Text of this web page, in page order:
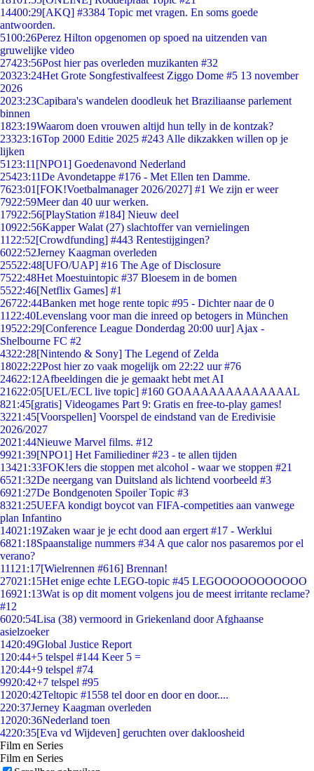
14400:29[AKQ] #3384 Topic met vragen. En soms goede
antwoorden.
5100:26Perez Hilton opgenomen op spoed na uitzenden van
gruwelijke video
27423:56Post hier pas overleden muzikanten #32
20323:24Het Grote Songfestivalfeest Ziggo Dome #5 13 november
2026
2023:23Capibara's wandelen doodleuk het Braziliaanse parlement
binnen
1823:19Waarom doen vrouwen altijd hun telly in de kontzak?
23323:16Top 2000 Editie 2025 #243 Alle dikzakken willen op je
lijken
51 23:11 [NPO1] Goedenavond Nederland
25423:11De Avondetappe #176 - Met Ellen ten Damme.
7623:01 [FOK!Voetbalmanager 2026/2027] #1 We zijn er weer
7922:59Meer dan 40 uur werken.
17922:56[PlayStation #184] Nieuw deel
10922:56Kapper Walat (27) slachtoffer van vernielingen
11 22:52[Crowdfunding] #443 Rentestijgingen?
6022:52Jerney Kaagman overleden
25522:48[UFO/UAP] #16 The Age of Disclosure
7522:48Het Moestuintopic #37 Bloesem in de bomen
5522:46[Netflix Games] #1
26722:44Banken met hoge rente topic #95 - Dichter naar de 0
11 22:40Levenslang voor man die inreed op betogers in München
19522:29[Conference League Donderdag 20:00 uur] Ajax -
Shelbourne FC #2
4322:28[Nintendo & Sony] The Legend of Zelda
18022:22Post hier zo vaak mogelijk om 22:22 uur #76
24622:12Afbeeldingen die je gemaakt hebt met AI
21622:05[UEL/ECL live topic] #160 GOAAAAAAAAAAAAAL
821:45[gratis] Videogames Part 9: Gratis en free-to-play games!
3221:45[Voorspellen] Voorspel de eindstand van de Eredivisie
2026/2027
2021:44Nieuwe Marvel films. #12
9921:39[NPO1] Het Familiediner #23 - te allen tijden
13421:33FOK!ers die stoppen met alcohol - waar we stoppen #21
6521:32De neergang van Duitsland als lichtend voorbeeld #3
6921:27De Bondgenoten Spoiler Topic #3
8321:25UEFA kondigt boycot van FIFA-competities aan vanwege
plan Infantino
14021:19Zaken waar je je echt dood aan ergert #17 - Werklui
6821:18Spaanstalige nummers #34 A que calor nos pasaremos por el
verano?
111 21:17[Wielrennen #616] Brennan!
27021:15Het enige echte LEGO-topic #45 LEGOOOOOOOOOOO
16921:13Wat is op dit moment volgens jou de meest irritante reclame?
#12
6020:54Lisa (38) vermoord in Griekenland door Afghaanse
asielzoeker
1420:49Global Justice Report
1 20:44+5 telspel #144 Keer 5 =
1 20:44+9 telspel #74
9920:42+7 telspel #95
12020:42Teltopic #1558 tel door en door en door....
220:37Jerney Kaagman overleden
12020:36Nederland toen
4220:35[Eva vd Wijdeven] geruchten over dakloosheid
Film en Series
Film en Series